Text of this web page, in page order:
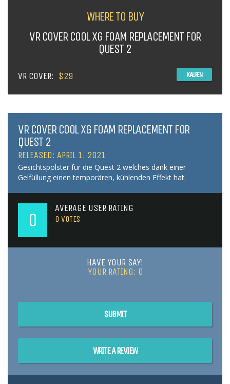
WHERE TO BUY
VR COVER COOL XG FOAM REPLACEMENT FOR
QUEST 2
VR COVER: $29 KAUFEN
VR COVER COOL XG FOAM REPLACEMENT FOR
QUEST 2
RELEASED: APRIL 1, 2021
Gesichtspolster für die Quest 2 welches dank einer
Gelfüllung einen temporären, kühlenden Effekt hat.
0
AVERAGE USER RATING
0 VOTES
HAVE YOUR SAY!
YOUR RATING: 0
SUBMIT
WRITE A REVIEW